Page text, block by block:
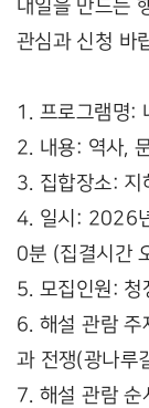
내일을 만드는
관심과 신청 바
1. 프로그램명:
2. 내용: 역사,
3. 집합장소: 지
4. 일시: 2026
0분 (집결시간
5. 모집인원: 청
6. 해설 관람 주
과 전쟁(광나루
7. 해설 관람 순